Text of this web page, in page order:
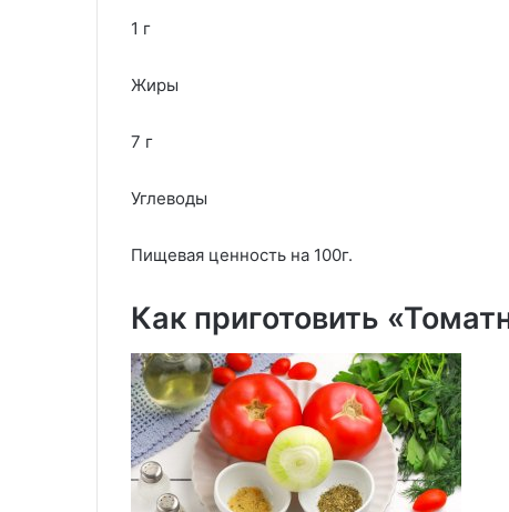
1 г
Жиры
7 г
Углеводы
Пищевая ценность на 100г.
Как приготовить